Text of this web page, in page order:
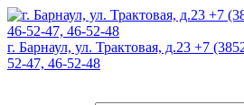
г. Барнаул, ул. Трактовая, д.23 +7
52-47, 46-52-48